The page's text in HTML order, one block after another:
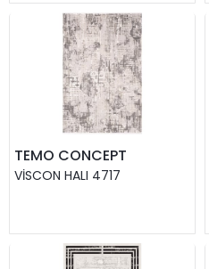
TEMO CONCEPT
VISCON HALI 4717